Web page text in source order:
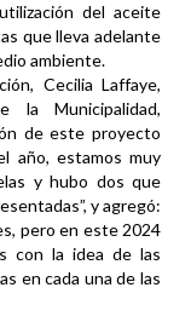
del aceite
que lleva adelante
ambiente.
Cecilia Laffaye,
la Municipalidad,
de este proyecto
año, estamos muy
y hubo dos que
y agregó:
pero en este 2024
con la idea de las
en cada una de las